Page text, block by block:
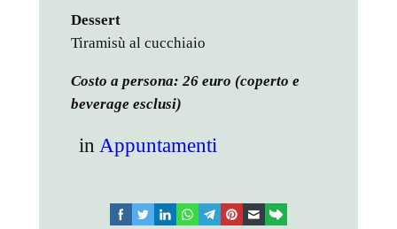
Dessert
Tiramisù al cucchiaio
Costo a persona: 26 euro (coperto e
beverage esclusi)
in Appuntamenti
facebooktwitterlinkedinwhatsapptelegram
pinterest email link